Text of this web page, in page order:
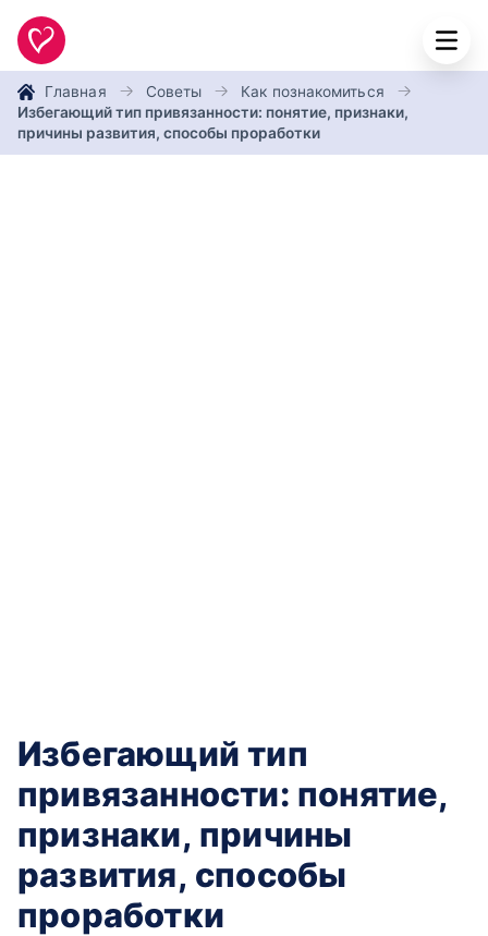
Главная Советы
Как познакомиться
Избегающий тип привязанности: понятие, признаки,
причины развития, способы проработки
Избегающий тип
привязанности: понятие,
признаки, причины
развития, способы
проработки